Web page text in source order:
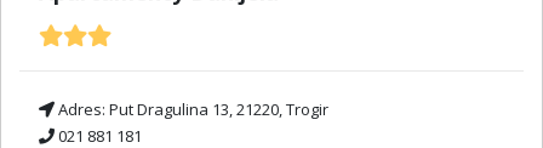
Adres: Put Dragulina 13, 21220, Trogir
021 881 181